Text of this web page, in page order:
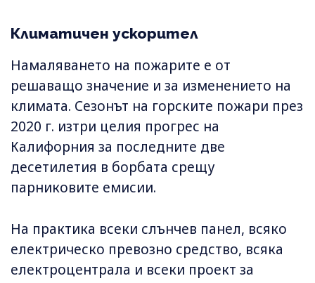
Климатичен ускорител
Намаляването на пожарите е от
решаващо значение и за изменението на
климата. Сезонът на горските пожари през
2020 г. изтри целия прогрес на
Калифорния за последните две
десетилетия в борбата срещу
парниковите емисии.
На практика всеки слънчев панел, всяко
електрическо превозно средство, всяка
електроцентрала и всеки проект за